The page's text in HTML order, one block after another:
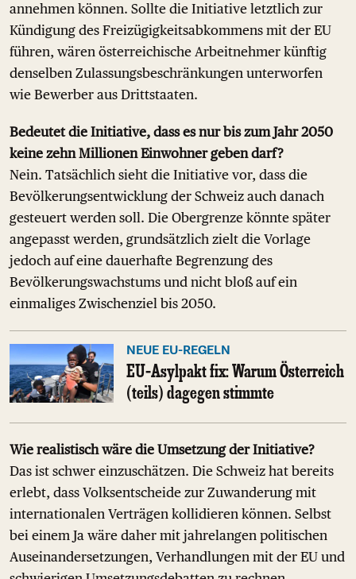
annehmen können. Sollte die Initiative letztlich zur
Kündigung des Freizügigkeitsabkommens mit der EU
führen, wären österreichische Arbeitnehmer künftig
denselben Zulassungsbeschränkungen unterworfen
wie Bewerber aus Drittstaaten.
Bedeutet die Initiative, dass es nur bis zum Jahr 2050
keine zehn Millionen Einwohner geben darf?
Nein. Tatsächlich sieht die Initiative vor, dass die
Bevölkerungsentwicklung der Schweiz auch danach
gesteuert werden soll. Die Obergrenze könnte später
angepasst werden, grundsätzlich zielt die Vorlage
jedoch auf eine dauerhafte Begrenzung des
Bevölkerungswachstums und nicht bloß auf ein
einmaliges Zwischenziel bis 2050.
NEUE EU-REGELN
EU-Asylpakt fix: Warum Österreich
(teils) dagegen stimmte
Wie realistisch wäre die Umsetzung der Initiative?
Das ist schwer einzuschätzen. Die Schweiz hat bereits
erlebt, dass Volksentscheide zur Zuwanderung mit
internationalen Verträgen kollidieren können. Selbst
bei einem Ja wäre daher mit jahrelangen politischen
Auseinandersetzungen, Verhandlungen mit der EU und